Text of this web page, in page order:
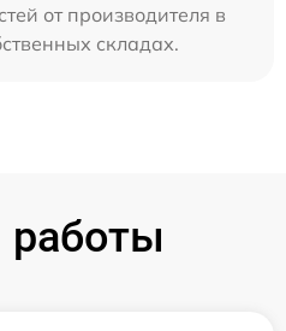
от производителя в
складах.